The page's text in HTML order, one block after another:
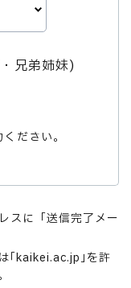
兄弟姉妹)
ださい。
に「送信完了メー
｢kaikei.ac.jp｣を許